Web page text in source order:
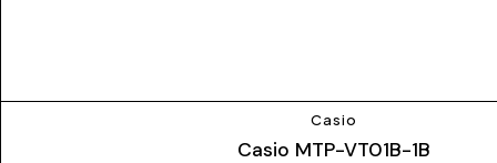
Casio
Casio MTP-VT01B-1B